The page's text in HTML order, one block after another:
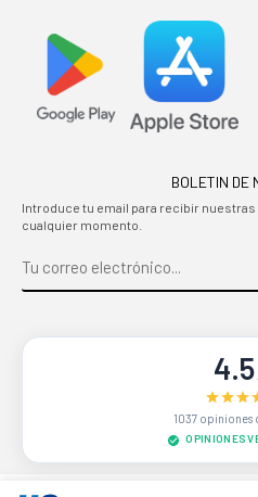
BOLETIN DE
Introduce tu email para recibir nuestras
cualquier momento.
4.5
1037 opiniones
OPINIONES